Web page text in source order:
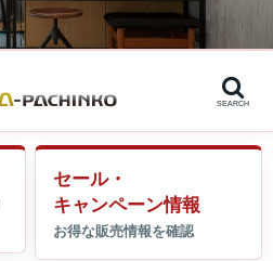
SEARCH
セール・
キャンペーン情報